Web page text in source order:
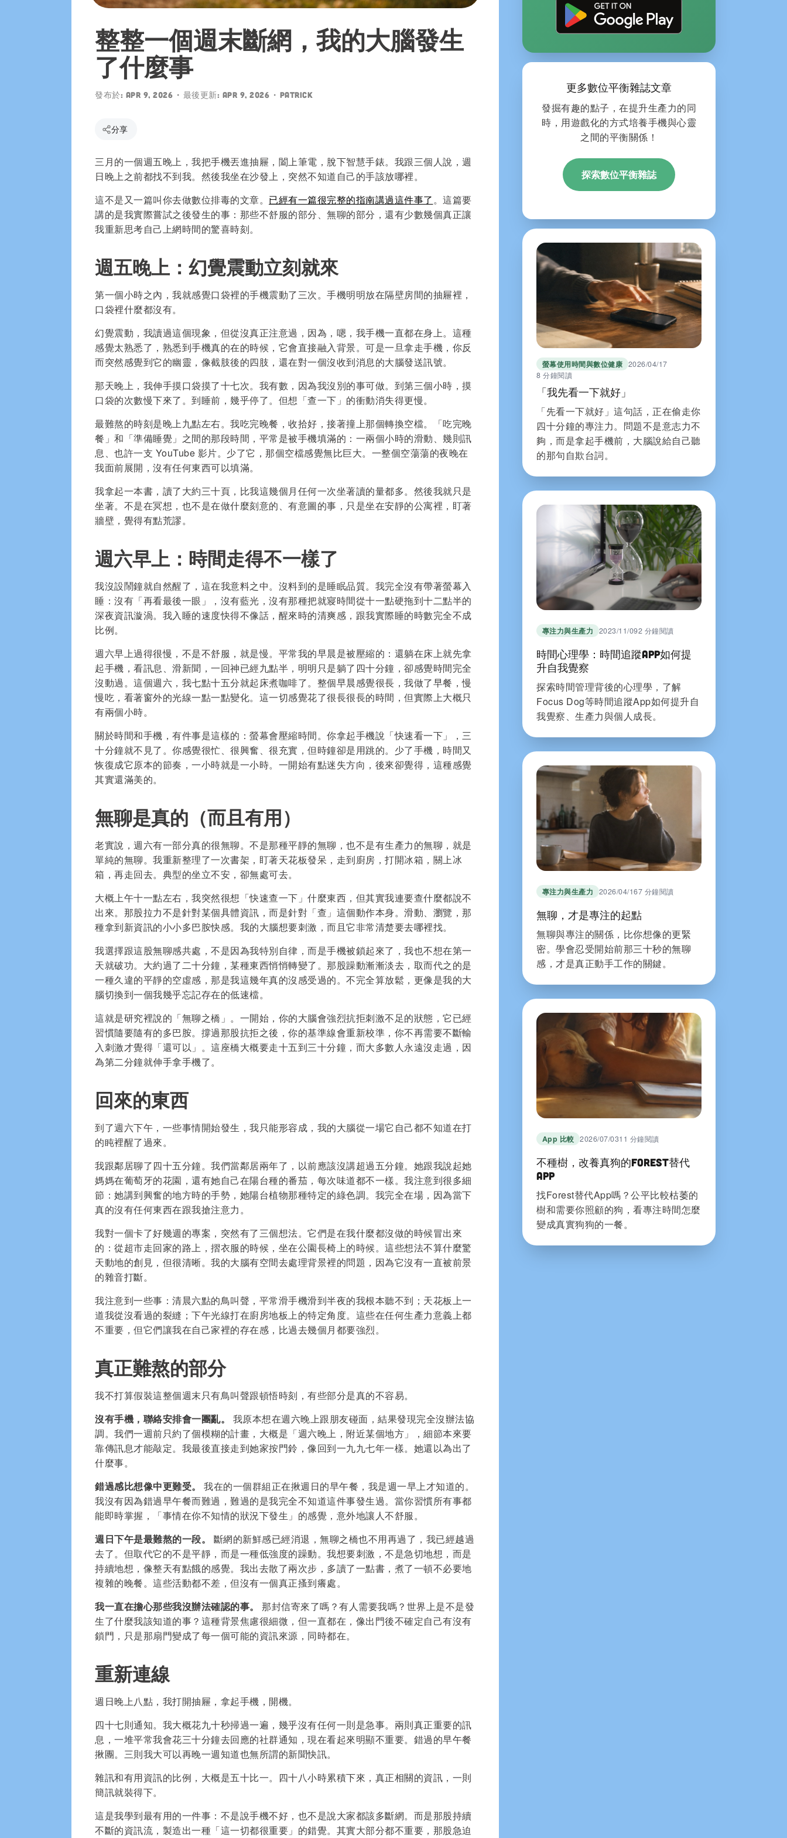
整整一個週末斷網，我的大腦發生
了什麼事
發布於: Apr 9, 2026 • 最後更新: Apr 9, 2026 • patrick
分享
三月的一個週五晚上，我把手機丟進抽屜，闔上筆電，脫下智慧手錶。我跟三個人說，週
日晚上之前都找不到我。然後我坐在沙發上，突然不知道自己的手該放哪裡。
這不是又一篇叫你去做數位排毒的文章。 已經有一篇很完整的指南講過這件事了。這篇要
講的是我實際嘗試之後發生的事：那些不舒服的部分、無聊的部分，還有少數幾個真正讓
我重新思考自己上網時間的驚喜時刻。
週五晚上：幻覺震動立刻就來
第一個小時之內，我就感覺口袋裡的手機震動了三次。手機明明放在隔壁房間的抽屜裡，
口袋裡什麼都沒有。
幻覺震動，我讀過這個現象，但從沒真正注意過，因為，嗯，我手機一直都在身上。這種
感覺太熟悉了，熟悉到手機真的在的時候，它會直接融入背景。可是一旦拿走手機，你反
而突然感覺到它的幽靈，像截肢後的四肢，還在對一個沒收到消息的大腦發送訊號。
那天晚上，我伸手摸口袋摸了十七次。我有數，因為我沒別的事可做。到第三個小時，摸
口袋的次數慢下來了。到睡前，幾乎停了。但想「查一下」的衝動消失得更慢。
最難熬的時刻是晚上九點左右。我吃完晚餐，收拾好，接著撞上那個轉換空檔。「吃完晚
餐」和「準備睡覺」之間的那段時間，平常是被手機填滿的：一兩個小時的滑動、幾則訊
息、也許一支 YouTube 影片。少了它，那個空檔感覺無比巨大。一整個空蕩蕩的夜晚在
我面前展開，沒有任何東西可以填滿。
我拿起一本書，讀了大約三十頁，比我這幾個月任何一次坐著讀的量都多。然後我就只是
坐著。不是在冥想，也不是在做什麼刻意的、有意圖的事，只是坐在安靜的公寓裡，盯著
牆壁，覺得有點荒謬。
週六早上：時間走得不一樣了
我沒設鬧鐘就自然醒了，這在我意料之中。沒料到的是睡眠品質。我完全沒有帶著螢幕入
睡：沒有「再看最後一眼」，沒有藍光，沒有那種把就寢時間從十一點硬拖到十二點半的
深夜資訊漩渦。我入睡的速度快得不像話，醒來時的清爽感，跟我實際睡的時數完全不成
比例。
週六早上過得很慢，不是不舒服，就是慢。平常我的早晨是被壓縮的：還躺在床上就先拿
起手機，看訊息、滑新聞，一回神已經九點半，明明只是躺了四十分鐘，卻感覺時間完全
沒動過。這個週六，我七點十五分就起床煮咖啡了。整個早晨感覺很長，我做了早餐，慢
慢吃，看著窗外的光線一點一點變化。這一切感覺花了很長很長的時間，但實際上大概只
有兩個小時。
關於時間和手機，有件事是這樣的：螢幕會壓縮時間。你拿起手機說「快速看一下」，三
十分鐘就不見了。你感覺很忙、很興奮、很充實，但時鐘卻是用跳的。少了手機，時間又
恢復成它原本的節奏，一小時就是一小時。一開始有點迷失方向，後來卻覺得，這種感覺
其實還滿美的。
無聊是真的（而且有用）
老實說，週六有一部分真的很無聊。不是那種平靜的無聊，也不是有生產力的無聊，就是
單純的無聊。我重新整理了一次書架，盯著天花板發呆，走到廚房，打開冰箱，關上冰
箱，再走回去。典型的坐立不安，卻無處可去。
大概上午十一點左右，我突然很想「快速查一下」什麼東西，但其實我連要查什麼都說不
出來。那股拉力不是針對某個具體資訊，而是針對「查」這個動作本身。滑動、瀏覽，那
種拿到新資訊的小小多巴胺快感。我的大腦想要刺激，而且它非常清楚要去哪裡找。
我選擇跟這股無聊感共處，不是因為我特別自律，而是手機被鎖起來了，我也不想在第一
天就破功。大約過了二十分鐘，某種東西悄悄轉變了。那股躁動漸漸淡去，取而代之的是
一種久違的平靜的空虛感，那是我這幾年真的沒感受過的。不完全算放鬆，更像是我的大
腦切換到一個我幾乎忘記存在的低速檔。
這就是研究裡說的「無聊之橋」。一開始，你的大腦會強烈抗拒刺激不足的狀態，它已經
習慣隨要隨有的多巴胺。撐過那股抗拒之後，你的基準線會重新校準，你不再需要不斷輸
入刺激才覺得「還可以」。這座橋大概要走十五到三十分鐘，而大多數人永遠沒走過，因
為第二分鐘就伸手拿手機了。
回來的東西
到了週六下午，一些事情開始發生，我只能形容成，我的大腦從一場它自己都不知道在打
的盹裡醒了過來。
我跟鄰居聊了四十五分鐘。我們當鄰居兩年了，以前應該沒講超過五分鐘。她跟我說起她
媽媽在葡萄牙的花園，還有她自己在陽台種的番茄，每次味道都不一樣。我注意到很多細
節：她講到興奮的地方時的手勢，她陽台植物那種特定的綠色調。我完全在場，因為當下
真的沒有任何東西在跟我搶注意力。
我對一個卡了好幾週的專案，突然有了三個想法。它們是在我什麼都沒做的時候冒出來
的：從超市走回家的路上，摺衣服的時候，坐在公園長椅上的時候。這些想法不算什麼驚
天動地的創見，但很清晰。我的大腦有空間去處理背景裡的問題，因為它沒有一直被前景
的雜音打斷。
我注意到一些事：清晨六點的鳥叫聲，平常滑手機滑到半夜的我根本聽不到；天花板上一
道我從沒看過的裂縫；下午光線打在廚房地板上的特定角度。這些在任何生產力意義上都
不重要，但它們讓我在自己家裡的存在感，比過去幾個月都要強烈。
真正難熬的部分
我不打算假裝這整個週末只有鳥叫聲跟頓悟時刻，有些部分是真的不容易。
沒有手機，聯絡安排會一團亂。
我原本想在週六晚上跟朋友碰面，結果發現完全沒辦法協
調。我們一週前只約了個模糊的計畫，大概是「週六晚上，附近某個地方」，細節本來要
靠傳訊息才能敲定。我最後直接走到她家按門鈴，像回到一九九七年一樣。她還以為出了
什麼事。
錯過感比想像中更難受。
我在的一個群組正在揪週日的早午餐，我是週一早上才知道的。
我沒有因為錯過早午餐而難過，難過的是我完全不知道這件事發生過。當你習慣所有事都
能即時掌握，「事情在你不知情的狀況下發生」的感覺，意外地讓人不舒服。
週日下午是最難熬的一段。
斷網的新鮮感已經消退，無聊之橋也不用再過了，我已經越過
去了。但取代它的不是平靜，而是一種低強度的躁動。我想要刺激，不是急切地想，而是
持續地想，像整天有點餓的感覺。我出去散了兩次步，多讀了一點書，煮了一頓不必要地
複雜的晚餐。這些活動都不差，但沒有一個真正搔到癢處。
我一直在擔心那些我沒辦法確認的事。
那封信寄來了嗎？有人需要我嗎？世界上是不是發
生了什麼我該知道的事？這種背景焦慮很細微，但一直都在，像出門後不確定自己有沒有
鎖門，只是那扇門變成了每一個可能的資訊來源，同時都在。
重新連線
週日晚上八點，我打開抽屜，拿起手機，開機。
四十七則通知。我大概花九十秒掃過一遍，幾乎沒有任何一則是急事。兩則真正重要的訊
息，一堆平常我會花三十分鐘去回應的社群通知，現在看起來明顯不重要。錯過的早午餐
揪團。三則我大可以再晚一週知道也無所謂的新聞快訊。
雜訊和有用資訊的比例，大概是五十比一。四十八小時累積下來，真正相關的資訊，一則
簡訊就裝得下。
這是我學到最有用的一件事：不是說手機不好，也不是說大家都該多斷網。而是那股持續
不斷的資訊流，製造出一種「這一切都很重要」的錯覺。其實大部分都不重要，那股急迫
更多數位平衡雜誌文章
發掘有趣的點子，在提升生產力的同
時，用遊戲化的方式培養手機與心靈
之間的平衡關係！
探索數位平衡雜誌
螢幕使用時間與數位健康 2026/04/17
8 分鐘閱讀
「我先看一下就好」
「先看一下就好」這句話，正在偷走你
四十分鐘的專注力。問題不是意志力不
夠，而是拿起手機前，大腦說給自己聽
的那句自欺台詞。
專注力與生產力 2023/11/092 分鐘閱讀
時間心理學：時間追蹤App如何提
升自我覺察
探索時間管理背後的心理學，了解
Focus Dog等時間追蹤App如何提升自
我覺察、生產力與個人成長。
專注力與生產力 2026/04/167 分鐘閱讀
無聊，才是專注的起點
無聊與專注的關係，比你想像的更緊
密。學會忍受開始前那三十秒的無聊
感，才是真正動手工作的關鍵。
App 比較 2026/07/0311 分鐘閱讀
不種樹，改養真狗的Forest替代
App
找Forest替代App嗎？公平比較枯萎的
樹和需要你照顧的狗，看專注時間怎麼
變成真實狗狗的一餐。